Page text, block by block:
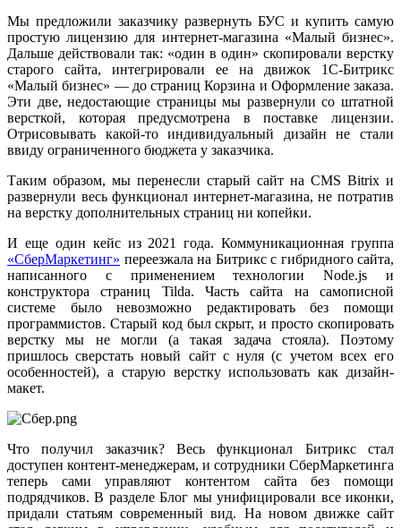
Мы предложили заказчику развернуть БУС и купить самую
простую лицензию для интернет-магазина «Малый бизнес».
Дальше действовали так: «один в один» скопировали верстку
старого сайта, интегрировали ее на движок 1С-Битрикс
«Малый бизнес» — до страниц Корзина и Оформление заказа.
Эти две, недостающие страницы мы развернули со штатной
версткой, которая предусмотрена в поставке лицензии.
Отрисовывать какой-то индивидуальный дизайн не стали
ввиду ограниченного бюджета у заказчика.
Таким образом, мы перенесли старый сайт на CMS Bitrix и
развернули весь функционал интернет-магазина, не потратив
на верстку дополнительных страниц ни копейки.
И еще один кейс из 2021 года. Коммуникационная группа
«СберМаркетинг» переезжала на Битрикс с гибридного сайта,
написанного с применением технологии Node.js и
конструктора страниц Tilda. Часть сайта на самописной
системе было невозможно редактировать без помощи
программистов. Старый код был скрыт, и просто скопировать
верстку мы не могли (а такая задача стояла). Поэтому
пришлось сверстать новый сайт с нуля (с учетом всех его
особенностей), а старую верстку использовать как дизайн-
макет.
Что получил заказчик? Весь функционал Битрикс стал
доступен контент-менеджерам, и сотрудники СберМаркетинга
теперь сами управляют контентом сайта без помощи
подрядчиков. В разделе Блог мы унифицировали все иконки,
придали статьям современный вид. На новом движке сайт